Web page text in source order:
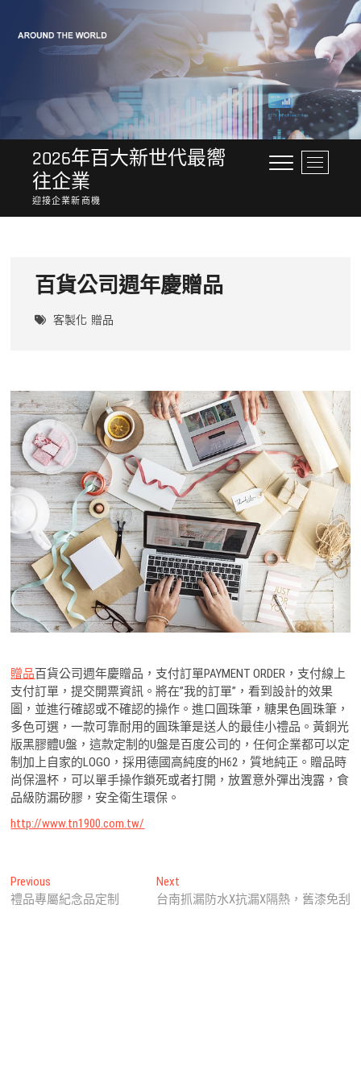
content
2026年百大新世代最嚮
往企業
迎接企業新商機
M
e
u
百貨公司週年慶贈品
客製化 贈品
贈品百貨公司週年慶贈品，支付訂單PAYMENT ORDER，支付線上
支付訂單，提交開票資訊。將在”我的訂單”，看到設計的效果
圖，並進行確認或不確認的操作。進口圓珠筆，糖果色圓珠筆，
多色可選，一款可靠耐用的圓珠筆是送人的最佳小禮品。黃銅光
版黑膠體U盤，這款定制的U盤是百度公司的，任何企業都可以定
制加上自家的LOGO，採用德國高純度的H62，質地純正。贈品時
尚保溫杯，可以單手操作鎖死或者打開，放置意外彈出洩露，食
品級防漏矽膠，安全衛生環保。
http://www.tn1900.com.tw/
文
章
Previous
post:
禮品專屬紀念品定制
NextNext
post:
台南抓漏防水X抗漏X隔熱，舊漆免刮